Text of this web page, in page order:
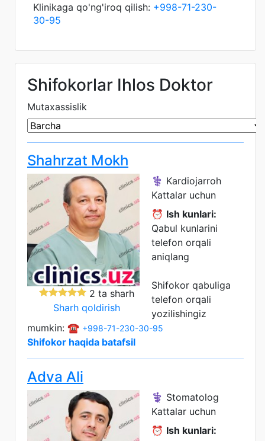
Klinikaga qo'ng'iroq qilish: +998-71-230-
30-95
Shifokorlar Ihlos Doktor
Mutaxassislik
Shahrzat Mokh
2 ta sharh
Sharh qoldirish
⚕️ Kardiojarroh
Kattalar uchun
⏰ Ish kunlari:
Qabul kunlarini
telefon orqali
aniqlang
Shifokor qabuliga
telefon orqali
yozilishingiz
mumkin: ☎️ +998-71-230-30-95
Shifokor haqida batafsil
Adva Ali
⚕️ Stomatolog
Kattalar uchun
⏰ Ish kunlari: